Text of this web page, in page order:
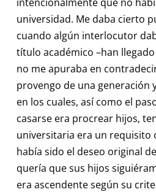
universidad. Me daba cierto
cuando algún interlocutor
título académico –han
no me apuraba en
provengo de una generación
en los cuales, así como el
casarse era procrear hijos,
universitaria era un requisito
había sido el deseo original
quería que sus hijos
era ascendente según su